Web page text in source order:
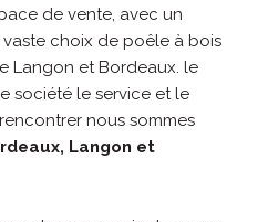
de vente, avec un
choix de poêle à bois
Langon et Bordeaux. le
société le service et le
nous sommes
Langon et